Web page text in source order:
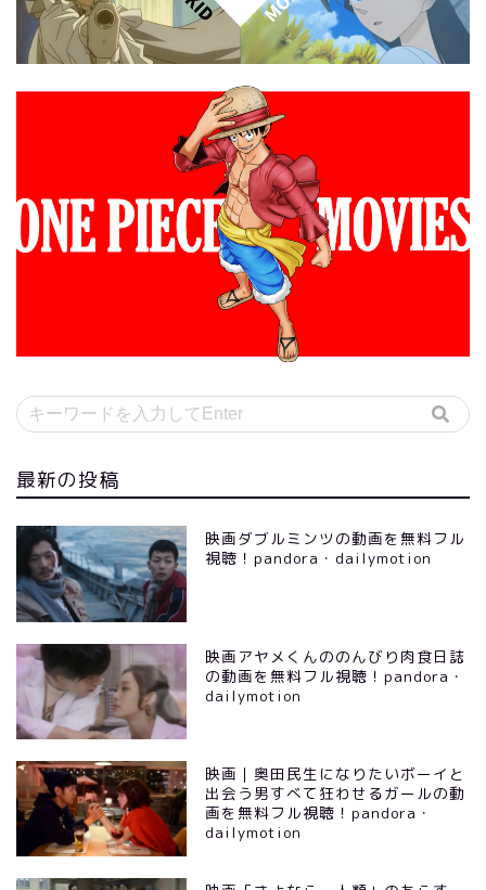
最新の投稿
映画ダブルミンツの動画を無料フル
視聴！pandora・dailymotion
映画アヤメくんののんびり肉食日誌
の動画を無料フル視聴！pandora・
dailymotion
映画｜奥田民生になりたいボーイと
出会う男すべて狂わせるガールの動
画を無料フル視聴！pandora・
dailymotion